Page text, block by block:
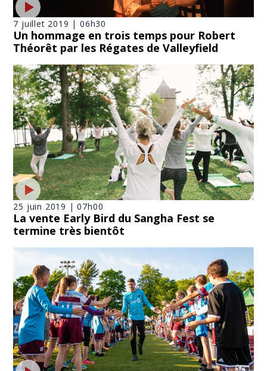
7 juillet 2019 | 06h30
Un hommage en trois temps pour Robert
Théorêt par les Régates de Valleyfield
25 juin 2019 | 07h00
La vente Early Bird du Sangha Fest se
termine très bientôt